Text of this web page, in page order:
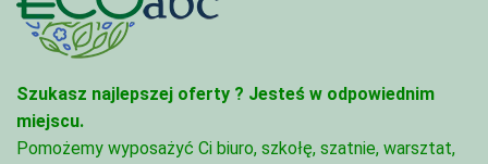
Szukasz najlepszej oferty ? Jesteś w odpowiednim
miejscu.
Pomożemy wyposażyć Ci biuro, szkołę, szatnie, warsztat,